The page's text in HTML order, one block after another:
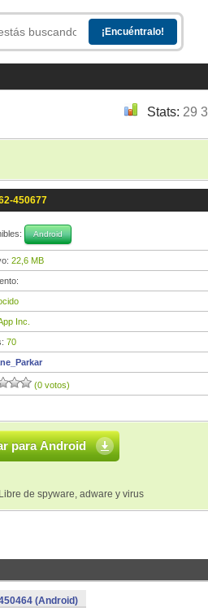
Stats: 29
450677
Android
22,6 MB
Inc.
70
(0 votos)
para Android
Libre de spyware, adware y virus
(Android)